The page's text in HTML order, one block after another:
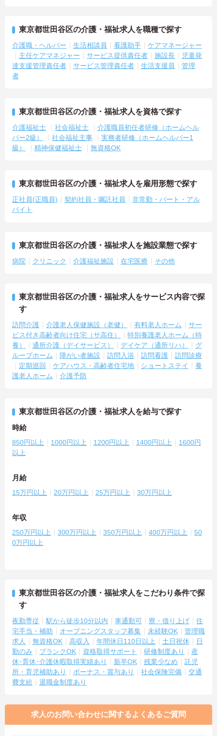
東京都世田谷区の介護・福祉求人を職種で探す
介護職・ヘルパー 生活相談員 看護助手
ケアマネージャー
主任ケアマネジャー
サービス提供責任者 施設長
児童発
達支援管理責任者
サービス管理責任者 生活支援員
管理
者
東京都世田谷区の介護・福祉求人を資格で探す
介護福祉士 社会福祉士
介護職員初任者研修（ホームヘル
パー2級）
社会福祉主事
実務者研修（ホームヘルパー1
級）
精神保健福祉士 無資格OK
東京都世田谷区の介護・福祉求人を雇用形態で探す
正社員(正職員) 契約社員・嘱託社員
非常勤・パート・アル
バイト
東京都世田谷区の介護・福祉求人を施設業態で探す
病院 クリニック 介護福祉施設 在宅医療 その他
東京都世田谷区の介護・福祉求人をサービス内容で探
す
訪問介護 介護老人保健施設（老健） 有料老人ホーム
サー
ビス付き高齢者向け住宅（サ高住）
特別養護老人ホーム（特
養）
通所介護（デイサービス） デイケア（通所リハ）
グ
ループホーム
障がい者施設 訪問入浴 訪問看護
訪問診療
定期巡回
ケアハウス・高齢者住宅地 ショートステイ
養
護老人ホーム
介護予防
東京都世田谷区の介護・福祉求人を給与で探す
時給
850円以上 1000円以上 1200円以上 1400円以上
1600円
以上
月給
15万円以上 20万円以上 25万円以上 30万円以上
年収
250万円以上 300万円以上 350万円以上 400万円以上
50
0万円以上
東京都世田谷区の介護・福祉求人をこだわり条件で探
す
夜勤専従 駅から徒歩10分以内 車通勤可 寮・借り上げ
住
宅手当・補助
オープニングスタッフ募集 未経験OK
管理職
求人
無資格OK 高収入 年間休日110日以上 土日祝休
日
勤のみ
ブランクOK 資格取得サポート 研修制度あり
産
休･育休･介護休暇取得実績あり
新卒OK 残業少なめ
託児
所・育児補助あり
ボーナス・賞与あり 社会保険完備
交通
費支給
退職金制度あり
求人のお問い合わせに関するよくあるご質問